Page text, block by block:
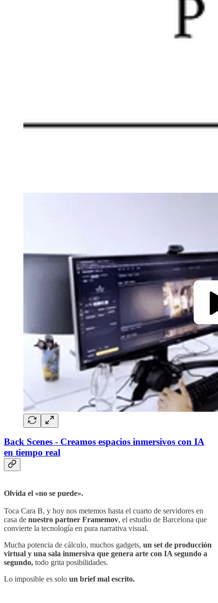
Back Scenes - Creamos espacios inmersivos con IA
en tiempo real
Olvida el «no se puede».
Toca Cara B, y hoy nos metemos hasta el cuarto de servidores en
casa de nuestro partner Framemov, el estudio de Barcelona que
convierte la tecnología en pura narrativa visual.
Mucha potencia de cálculo, muchos gadgets, un set de producción
virtual y una sala inmersiva que genera arte con IA segundo a
segundo, todo grita posibilidades.
Lo imposible es solo un brief mal escrito.